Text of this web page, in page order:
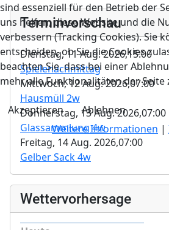
Terminvorschau
Dienstag, 11 Aug. 2026,15:00
Spielenachmittag
Mittwoch, 12 Aug. 2026,07:00
Hausmüll 2w
Donnerstag, 13 Aug. 2026,07:00
Glassammlung 4w
Freitag, 14 Aug. 2026,07:00
Gelber Sack 4w
Wettervorhersage
sind essenziell für den Betrieb der
uns helfen, diese Website und die
verbessern (Tracking Cookies). Sie
entscheiden, ob Sie die Cookies
beachten Sie, dass bei einer
mehr alle Funktionalitäten der
Akzeptieren
Ablehnen
Weitere Informationen |